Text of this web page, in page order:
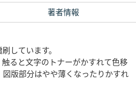
著者情報
しています。
ると文字のトナーがかすれて色移
版部分はやや薄くなったりかすれ